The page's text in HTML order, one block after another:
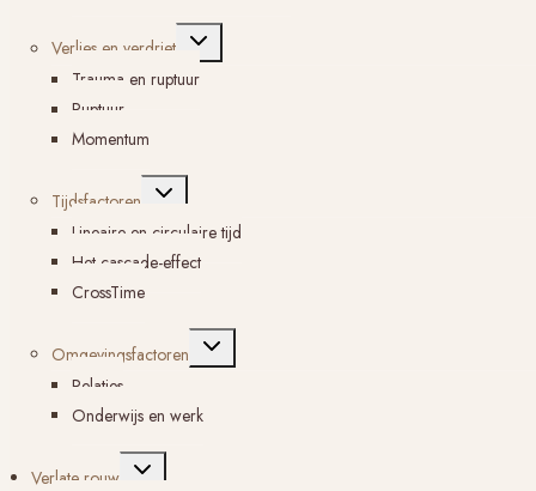
Verlies en verdriet
Toggle
submenu
Trauma en ruptuur
Ruptuur
Momentum
Tijdsfactoren
Toggle
submenu
Lineaire en circulaire tijd
Het cascade-effect
CrossTime
Omgevingsfactoren
Toggle
Relaties
Onderwijs en werk
Verlate rouw
Toggle
submenu